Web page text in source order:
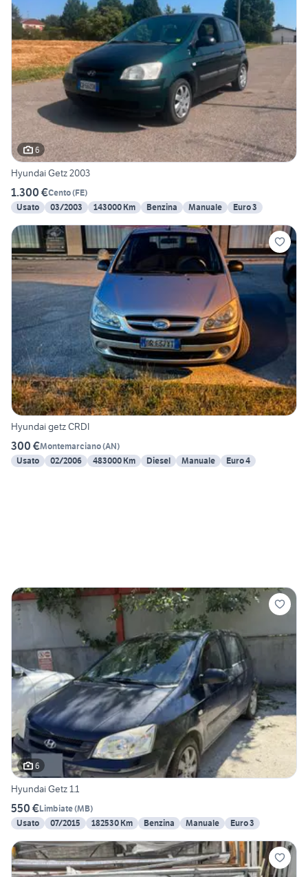
6
Hyundai Getz 2003
1.300 €Cento(FE)
Usato
03/2003 143000 Km Benzina Manuale Euro 3
Hyundai getz CRDI
300 €Montemarciano(AN)
Usato
02/2006 483000 Km Diesel Manuale Euro 4
6
Hyundai Getz 1.1
550 €Limbiate(MB)
Usato
07/2015 182530 Km Benzina Manuale Euro 3